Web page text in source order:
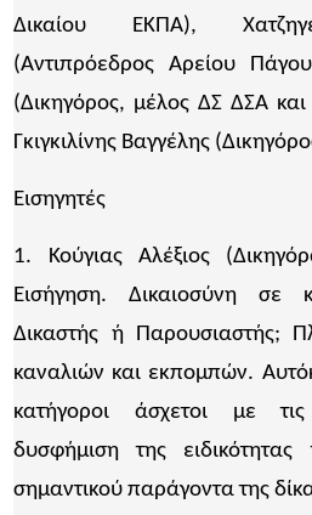
Δικαίου ΕΚΠΑ),
(Αντιπρόεδρος Αρείου
(Δικηγόρος, μέλος ΔΣ ΔΣΑ
Γκιγκιλίνης Βαγγέλης
Εισηγητές
1. Κούγιας Αλέξιος
Εισήγηση. Δικαιοσύνη σε
Δικαστής ή Παρουσιαστής;
καναλιών και εκπομπών.
κατήγοροι άσχετοι με
δυσφήμιση της
σημαντικού παράγοντα της